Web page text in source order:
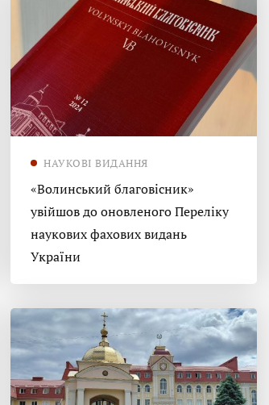
НАУКОВІ ВИДАННЯ
«Волинський благовісник»
увійшов до оновленого Переліку
наукових фахових видань
України